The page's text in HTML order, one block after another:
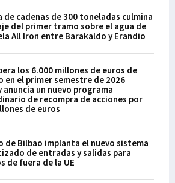
de cadenas de 300 toneladas culmina
del primer tramo sobre el agua de
All Iron entre Barakaldo y Erandio
los 6.000 millones de euros de
en el primer semestre de 2026
anuncia un nuevo programa
de recompra de acciones por
de euros
de Bilbao implanta el nuevo sistema
de entradas y salidas para
de fuera de la UE